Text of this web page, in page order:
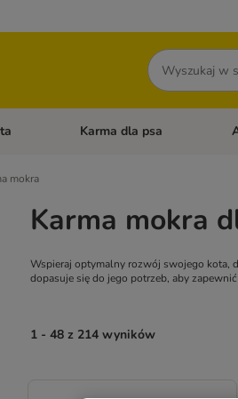
Szukaj
Karma dla kotaOtwórz menu kategorii:
Karma dla psa
mokra
Karma mokra
Wspieraj optymalny rozwój swojego kota,
dopasuje się do jego potrzeb, aby
1 - 48 z 214 wyników